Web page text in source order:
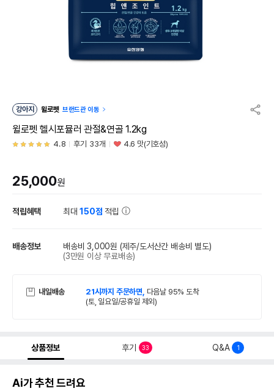
강아지 윌로펫 브랜드관 이동
윌로펫 헬시포뮬러 관절&연골 1.2kg
4.8 후기 33개 4.6 맛(기호성)
25,000원
적립혜택 최대150점 적립
배송정보 배송비 3,000원 (제주/도서산간 배송비 별도)
(3만원 이상 무료배송)
내일배송 21시까지 주문하면, 다음날 95% 도착
(토, 일요일/공휴일 제외)
상품정보 후기 33 Q&A 1
Ai가 추천 드려요